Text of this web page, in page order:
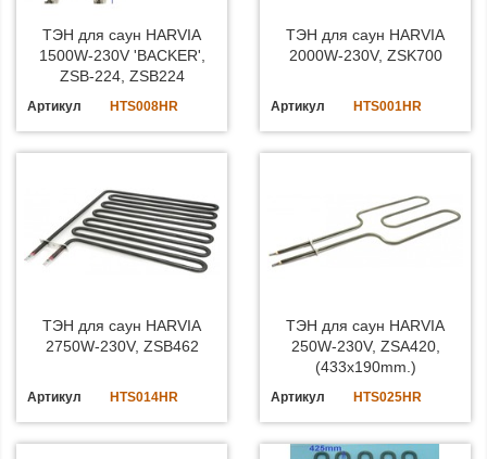
ТЭН для саун HARVIA
1500W-230V 'BACKER',
ZSB-224, ZSB224
Артикул HTS008HR
ТЭН для саун HARVIA
2000W-230V, ZSK700
Артикул HTS001HR
ТЭН для саун HARVIA
2750W-230V, ZSB462
Артикул HTS014HR
ТЭН для саун HARVIA
250W-230V, ZSA420,
(433x190mm.)
Артикул HTS025HR